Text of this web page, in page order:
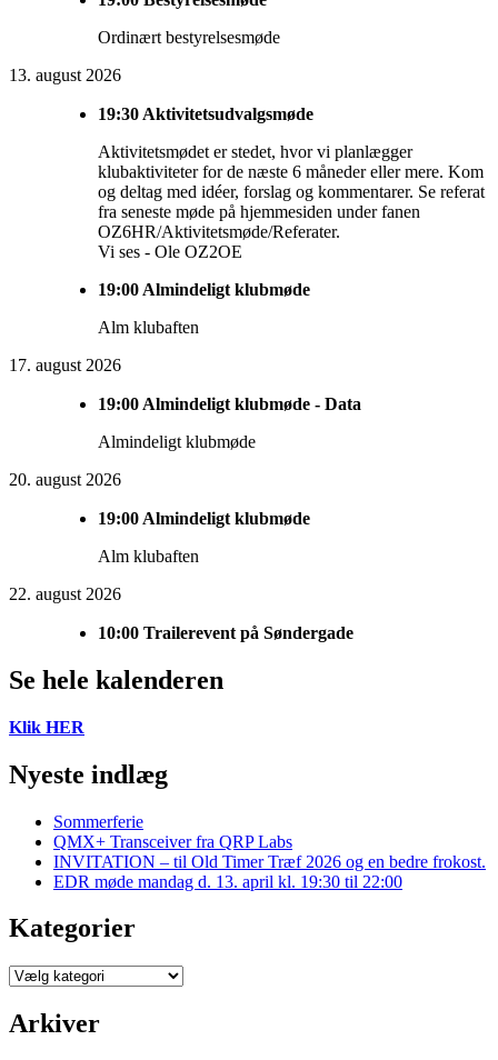
Ordinært bestyrelsesmøde
13. august 2026
19:30 Aktivitetsudvalgsmøde
Aktivitetsmødet er stedet, hvor vi planlægger
klubaktiviteter for de næste 6 måneder eller mere. Kom
og deltag med idéer, forslag og kommentarer. Se referat
fra seneste møde på hjemmesiden under fanen
OZ6HR/Aktivitetsmøde/Referater.
Vi ses - Ole OZ2OE
19:00 Almindeligt klubmøde
Alm klubaften
17. august 2026
19:00 Almindeligt klubmøde - Data
Almindeligt klubmøde
20. august 2026
19:00 Almindeligt klubmøde
Alm klubaften
22. august 2026
10:00 Trailerevent på Søndergade
Se hele kalenderen
Klik HER
Nyeste indlæg
Sommerferie
QMX+ Transceiver fra QRP Labs
INVITATION – til Old Timer Træf 2026 og en bedre frokost.
EDR møde mandag d. 13. april kl. 19:30 til 22:00
Kategorier
Kategorier
Arkiver